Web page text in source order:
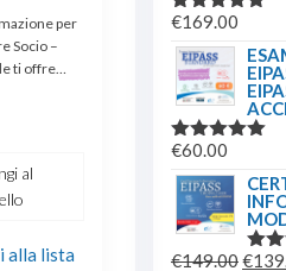
prezzo
è:
per
Socio –
ti offre…
al
alla lista
VALUTATO
5.00SU 5
€169.00
VALUTATO
5.00SU 5
€60.00
€149.00IL
€